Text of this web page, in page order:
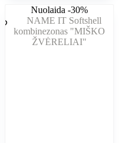
buvo:
56,99 €.
yra:
43,99 €.
variantus.
Variantus
galite
Nuolaida -30%